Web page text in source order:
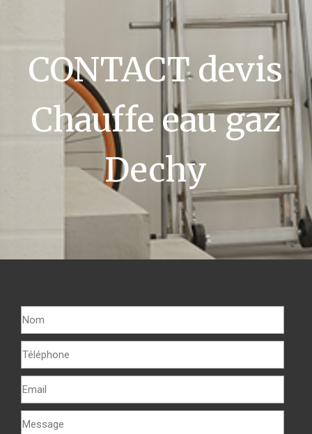
CONTACT devis
Chauffe eau gaz
Dechy